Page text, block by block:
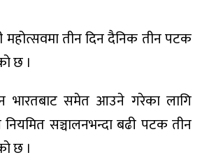
महोत्सवमा तीन दिन दैनिक तीन पटक
छ ।
भारतबाट समेत आउने गरेका लागि
सञ्चालनभन्दा बढी पटक तीन
छ ।